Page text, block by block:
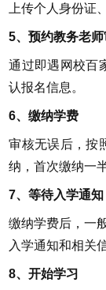
上传个人身份证
5、预约教务老
通过即遇网校百
认报名信息。
6、缴纳学费
审核无误后，按
纳，首次缴纳一
7、等待入学通知
缴纳学费后，一
入学通知和相关
8、开始学习